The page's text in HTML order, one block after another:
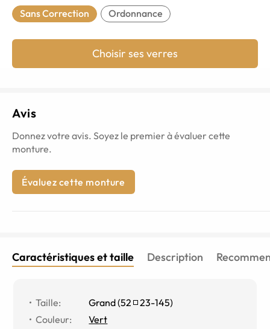
Sans Correction
Ordonnance
Choisir ses verres
Avis
Donnez votre avis. Soyez le premier à évaluer cette
monture.
Évaluez cette monture
Caractéristiques et taille Description
Taille: Grand(52 23-145)
Couleur:
Vert